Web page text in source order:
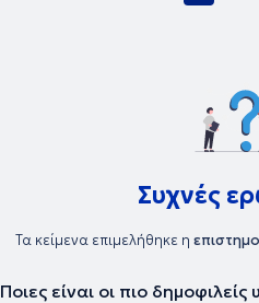
Συχνές
Τα κείμενα επιμελήθηκε η
Ποιες είναι οι πιο